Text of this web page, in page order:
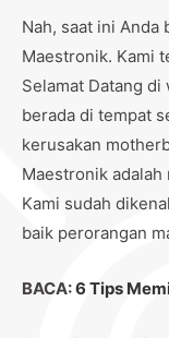
Nah, saat ini
Maestronik. Kami
Selamat Datang
berada di tempat
kerusakan
Maestronik
Kami sudah
baik perorangan
BACA:6 Tips